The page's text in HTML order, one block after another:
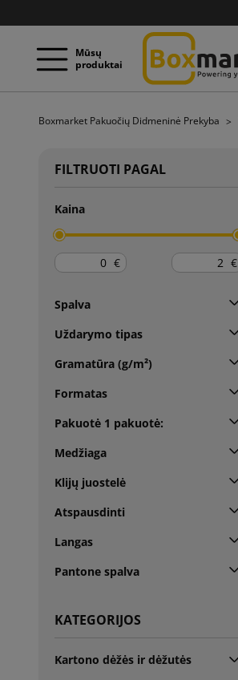
Mūsų
produktai
Boxmarket Pakuočių Didmeninė Prekyba
FILTRUOTI PAGAL
Kaina
€ €
Spalva
Uždarymo tipas
Gramatūra (g/m²)
Formatas
Pakuotė 1 pakuotė:
Medžiaga
Klijų juostelė
Atspausdinti
Langas
Pantone spalva
KATEGORIJOS
Kartono dėžės ir dėžutės